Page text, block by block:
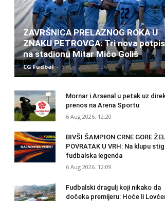
ZAVRŠNICA PRELAZNOG ROKA U
ZNAKU PETROVCA: Tri nova
na stadionu Mitar Mićo Goliš
CG Fudbal - 6 Aug 2026. 12:26
Mornar i Arsenal u petak uz
prenos na Arena Sportu
6 Aug 2026. 12:20
BIVŠI ŠAMPION CRNE GORE
POVRATAK U VRH: Na klupu
fudbalska legenda
6 Aug 2026. 12:09
Fudbalski dragulj koji nikako da
dočeka premijeru: Hoće li